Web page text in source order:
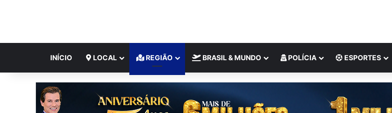
INÍCIO LOCAL REGIÃO BRASIL & MUNDO POLÍCIA ESPORTES